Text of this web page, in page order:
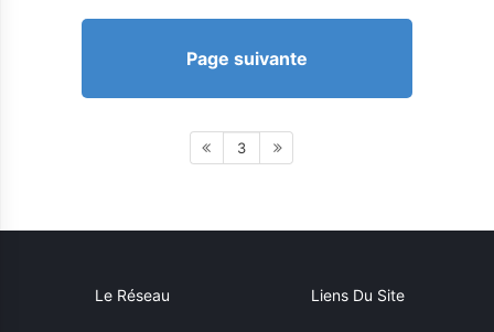
Page suivante
3
Le Réseau Liens Du Site